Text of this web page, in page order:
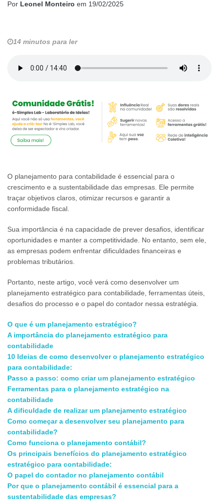
Por Leonel Monteiro em 19/02/2025
14 minutos para ler
O planejamento para contabilidade é essencial para o
crescimento e a sustentabilidade das empresas. Ele permite
traçar objetivos claros, otimizar recursos e garantir a
conformidade fiscal.
Sua importância é na capacidade de prever desafios, identificar
oportunidades e manter a competitividade. No entanto, sem ele,
as empresas podem enfrentar dificuldades financeiras e
problemas tributários.
Portanto, neste artigo, você verá como desenvolver um
planejamento estratégico para contabilidade, ferramentas úteis,
desafios do processo e o papel do contador nessa estratégia.
O que é um planejamento estratégico?
A importância do planejamento estratégico para
contabilidade
10 Ideias de como desenvolver o planejamento estratégico
para contabilidade:
Passo a passo: como criar um planejamento estratégico
Ferramentas para o planejamento estratégico na
contabilidade
A dificuldade de realizar um planejamento estratégico
Como começar a desenvolver seu planejamento para
contabilidade?
Como funciona o planejamento contábil?
Os principais benefícios do planejamento estratégico
estratégico para contabilidade:
O papel do contador no planejamento contábil
Por que o planejamento contábil é essencial para a
sustentabilidade das empresas?